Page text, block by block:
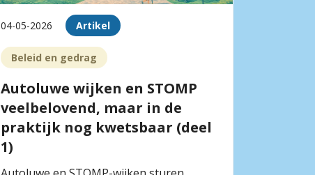
04-05-2026 Artikel
Beleid en gedrag
Autoluwe wijken en STOMP
veelbelovend, maar in de
praktijk nog kwetsbaar (deel
1)